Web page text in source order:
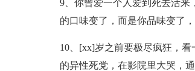
9、你曾爱一个人爱到死去活
的口味变了，而是你品味变了
10、[xx]岁之前要极尽疯狂，
的异性死党，在影院里大哭，